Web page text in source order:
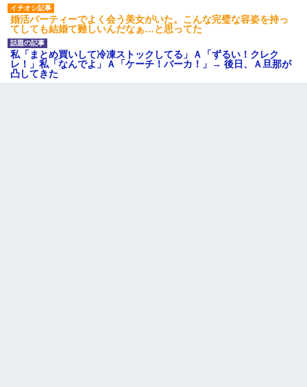
婚活パーティーでよく会う美女がいた。こんな完璧な容姿を持っ
てしても結婚て難しいんだなぁ…と思ってた
私「まとめ買いして冷凍ストックしてる」Ａ「ずるい！クレク
レ！」私「なんでよ」Ａ「ケーチ！バーカ！」→ 後日、Ａ旦那が
凸してきた